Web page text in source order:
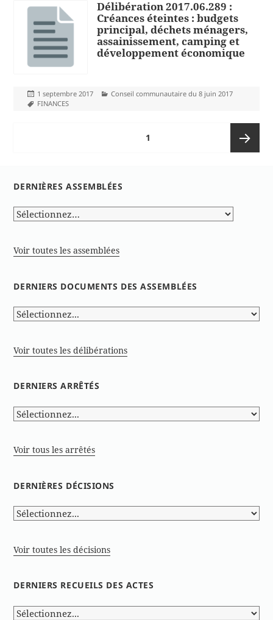
Délibération 2017.06.289 :
Créances éteintes : budgets
principal, déchets ménagers,
assainissement, camping et
développement économique
Publié
le
1 septembre 2017 Catégories
Conseil communautaire du 8 juin 2017
Mots-
FINANCES
1
DERNIÈRES ASSEMBLÉES
Voir toutes les assemblées
DERNIERS DOCUMENTS DES ASSEMBLÉES
Voir toutes les délibérations
DERNIERS ARRÊTÉS
Voir tous les arrêtés
DERNIÈRES DÉCISIONS
Voir toutes les décisions
DERNIERS RECUEILS DES ACTES